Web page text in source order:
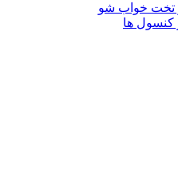
تخت خواب شو
کنسول ها